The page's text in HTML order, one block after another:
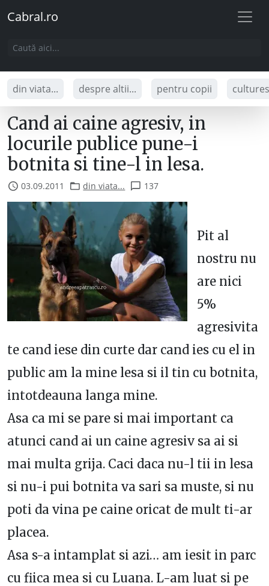
Cabral.ro
din viata... despre altii... pentru copii
Cand ai caine agresiv, in
locurile publice pune-i
botnita si tine-l in lesa.
03.09.2011 din viata... 137
Pit al
nostru nu
are nici
5%
agresivita
te cand iese din curte dar cand ies cu el in
public am la mine lesa si il tin cu botnita,
intotdeauna langa mine.
Asa ca mi se pare si mai important ca
atunci cand ai un caine agresiv sa ai si
mai multa grija. Caci daca nu-l tii in lesa
si nu-i pui botnita va sari sa muste, si nu
poti da vina pe caine oricat de mult ti-ar
placea.
Asa s-a intamplat si azi… am iesit in parc
cu fiica mea si cu Luana. L-am luat si pe